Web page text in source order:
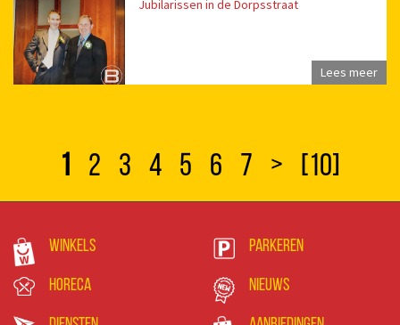
Jubilarissen in de Dorpsstraat
Lees meer
1 2 3 4 5 6 7 > [10]
Winkels
Horeca
Parkeren
Nieuws